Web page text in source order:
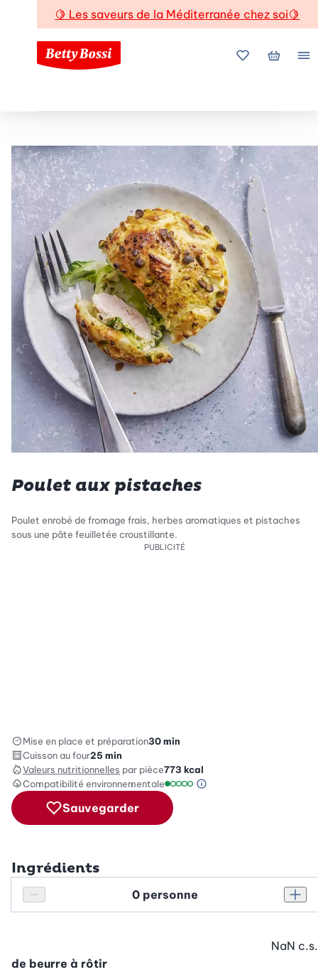
🍋 Les saveurs de la Méditerranée chez soi🍋
Mes favoris
Mon
Poulet aux pistaches
Poulet enrobé de fromage frais, herbes aromatiques et pistaches
sous une pâte feuilletée croustillante.
PUBLICITÉ
Mise en place et préparation30 min
Cuisson au four25 min
Valeurs nutritionnelles par pièce773 kcal
Compatibilité environnementale
Échelle de compatibilité
Information sur
Sauvegarder
Ingrédients
Réduire le nombre de personnes
Personnes
de beurre à rôtir
NaN c.s.